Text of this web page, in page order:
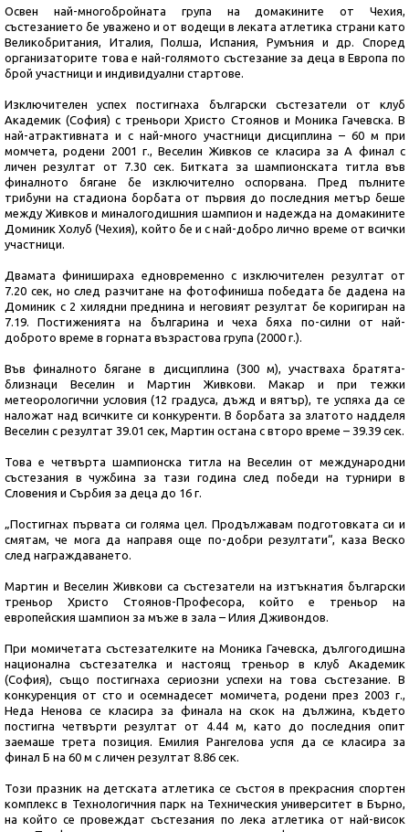
Освен най-многобройната група на домакините от Чехия,
състезанието бе уважено и от водещи в леката атлетика страни като
Великобритания, Италия, Полша, Испания, Румъния и др. Според
организаторите това е най-голямото състезание за деца в Европа по
брой участници и индивидуални стартове.
Изключителен успех постигнаха български състезатели от клуб
Академик (София) с треньори Христо Стоянов и Моника Гачевска. В
най-атрактивната и с най-много участници дисциплина – 60 м при
момчета, родени 2001 г., Веселин Живков се класира за А финал с
личен резултат от 7.30 сек. Битката за шампионската титла във
финалното бягане бе изключително оспорвана. Пред пълните
трибуни на стадиона борбата от първия до последния метър беше
между Живков и миналогодишния шампион и надежда на домакините
Доминик Холуб (Чехия), който бе и с най-добро лично време от всички
участници.
Двамата финишираха едновременно с изключителен резултат от
7.20 сек, но след разчитане на фотофиниша победата бе дадена на
Доминик с 2 хилядни преднина и неговият резултат бе коригиран на
7.19. Постиженията на българина и чеха бяха по-силни от най-
доброто време в горната възрастова група (2000 г.).
Във финалното бягане в дисциплина (300 м), участваха братята-
близнаци Веселин и Мартин Живкови. Макар и при тежки
метеорологични условия (12 градуса, дъжд и вятър), те успяха да се
наложат над всичките си конкуренти. В борбата за златото надделя
Веселин с резултат 39.01 сек, Мартин остана с второ време – 39.39 сек.
Това е четвърта шампионска титла на Веселин от международни
състезания в чужбина за тази година след победи на турнири в
Словения и Сърбия за деца до 16 г.
„Постигнах първата си голяма цел. Продължавам подготовката си и
смятам, че мога да направя още по-добри резултати“, каза Веско
след награждаването.
Мартин и Веселин Живкови са състезатели на изтъкнатия български
треньор Христо Стоянов-Професора, който е треньор на
европейския шампион за мъже в зала – Илия Дживондов.
При момичетата състезателките на Моника Гачевска, дългогодишна
национална състезателка и настоящ треньор в клуб Академик
(София), също постигнаха сериозни успехи на това състезание. В
конкуренция от сто и осемнадесет момичета, родени през 2003 г.,
Неда Ненова се класира за финала на скок на дължина, където
постигна четвърти резултат от 4.44 м, като до последния опит
заемаше трета позиция. Емилия Рангелова успя да се класира за
финал Б на 60 м с личен резултат 8.86 сек.
Този празник на детската атлетика се състоя в прекрасния спортен
комплекс в Технологичния парк на Техническия университет в Бърно,
на който се провеждат състезания по лека атлетика от най-висок